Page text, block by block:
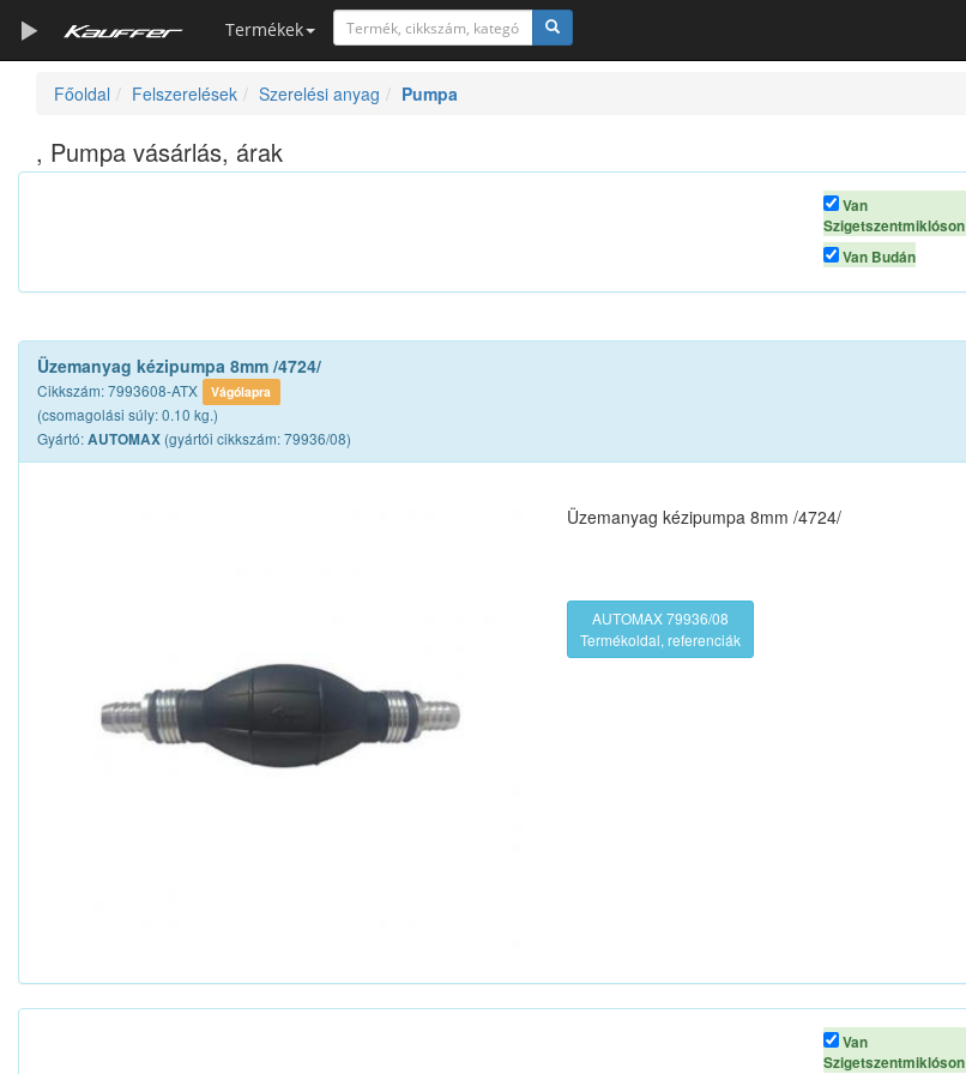
Termékek
Szerszámkatalógus
Kosár
Főoldal Felszerelések Szerelési anyag Pumpa
, Pumpa vásárlás, árak
Van
Szigetszentmiklóson
Van Budán
Üzemanyag kézipumpa 8mm /4724/
Cikkszám: 7993608-ATX Vágólapra
(csomagolási súly: 0.10 kg.)
Gyártó:AUTOMAX (gyártói cikkszám: 79936/08)
Üzemanyag kézipumpa 8mm /4724/
AUTOMAX 79936/08
Termékoldal, referenciák
Van
Szigetszentmiklóson